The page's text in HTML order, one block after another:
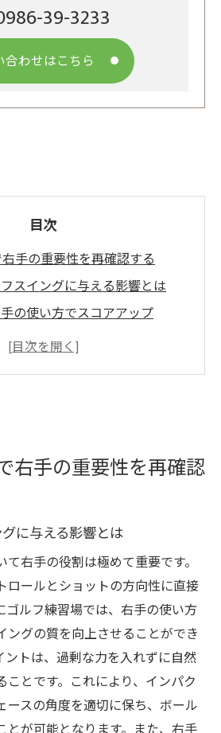
39-3233
合わせはこちら
目次
手の重要性を再確認する
スイングに与える影響とは
の使い方でスコアアップ
を見極めるコツ
してショットの正確さを向上
トの精度を上げる方法
一貫性のあるスイング
確性を高める右手の位置
意識した練習法
強化して精度向上
たスイング改善のポイント
右手の動きを科学的に解析す
右手の重要性を再確認
に与える影響とは
右手の役割は極めて重要です。
ロールとショットの方向性に直接
ゴルフ練習場では、右手の使い方
ングの質を向上させることができ
ントは、過剰な力を入れずに自然
ことです。これにより、インパク
ースの角度を適切に保ち、ボール